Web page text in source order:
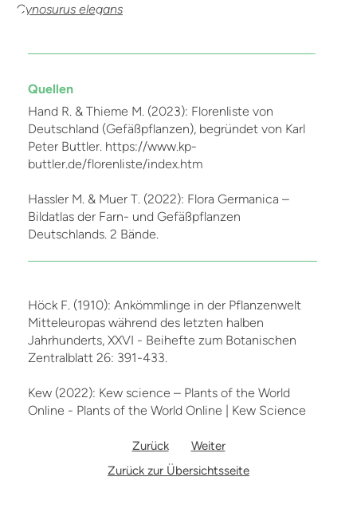
Cynosurus elegans
Quellen
Hand R. & Thieme M. (2023): Florenliste von
Deutschland (Gefäßpflanzen), begründet von Karl
Peter Buttler. https://www.kp-
buttler.de/florenliste/index.htm
Hassler M. & Muer T. (2022): Flora Germanica –
Bildatlas der Farn- und Gefäßpflanzen
Deutschlands. 2 Bände.
Höck F. (1910): Ankömmlinge in der Pflanzenwelt
Mitteleuropas während des letzten halben
Jahrhunderts, XXVI - Beihefte zum Botanischen
Zentralblatt 26: 391-433.
Kew (2022): Kew science – Plants of the World
Online - Plants of the World Online | Kew Science
Zurück
Weiter
Zurück zur Übersichtsseite